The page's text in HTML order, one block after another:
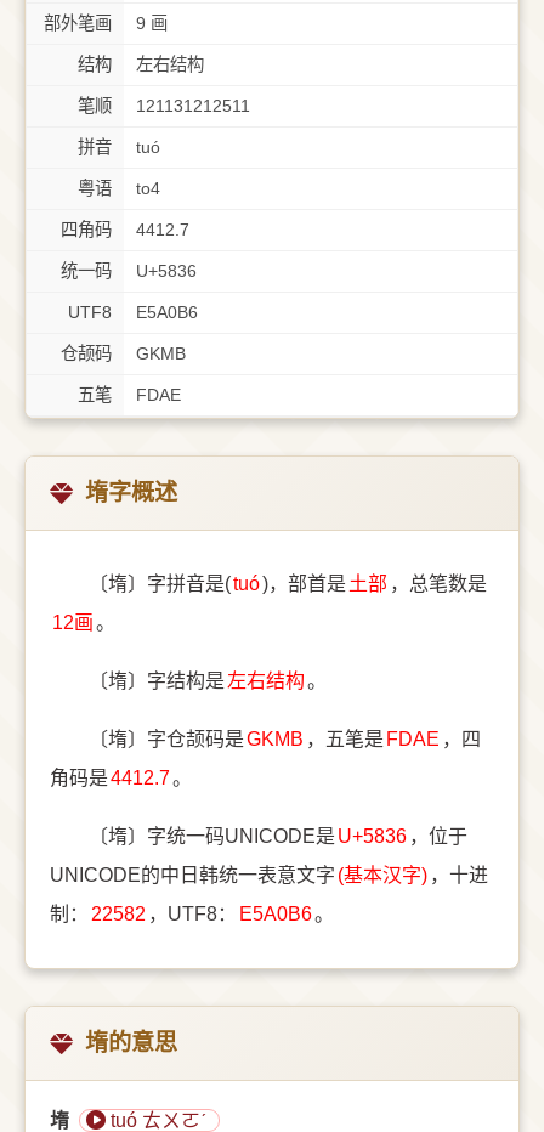
部外笔画 9 画
结构 左右结构
笔顺 121131212511
拼音 tuó
粤语 to4
四角码 4412.7
统一码 U+5836
UTF8 E5A0B6
仓颉码 GKMB
五笔 FDAE
堶字概述
〔堶〕字拼音是(tuó)，部首是 ⼟部 ，总笔数是
12画。
〔堶〕字结构是 左右结构。
〔堶〕字仓颉码是GKMB ，五笔是 FDAE ，四
角码是4412.7。
〔堶〕字统一码UNICODE是 U+5836 ，位于
UNICODE的中日韩统一表意文字 (基本汉字) ，十进
制：
22582 ，UTF8： E5A0B6。
堶的意思
堶 tuó ㄊㄨㄛˊ